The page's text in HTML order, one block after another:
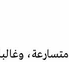
متسارعة،